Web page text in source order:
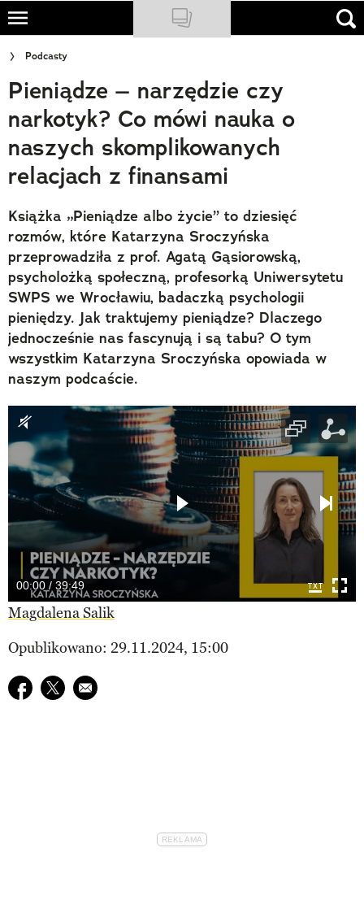
Skip
main
content
NATIONAL GEOGRAPHIC
TRAVELER
PODCASTY
Cuda Polski
Wielki Konkurs Fotograficzny
Trendbook Podróżniczy
Polecane
Podcasty
Pieniądze – narzędzie czy
narkotyk? Co mówi nauka o
naszych skomplikowanych
relacjach z finansami
Książka „Pieniądze albo życie” to dziesięć
rozmów, które Katarzyna Sroczyńska
przeprowadziła z prof. Agatą Gąsiorowską,
psycholożką społeczną, profesorką Uniwersytetu
SWPS we Wrocławiu, badaczką psychologii
pieniędzy. Jak traktujemy pieniądze? Dlaczego
jednocześnie nas fascynują i są tabu? O tym
wszystkim Katarzyna Sroczyńska opowiada w
naszym podcaście.
00:00 / 39:49
Magdalena Salik
Opublikowano: 29.11.2024, 15:00
Udostępnij na facebook
Udostępnij na twitter
E-mail do przyjaciela